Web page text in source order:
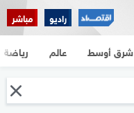
راديو مباشر
شرق أوسط عالم رياضة